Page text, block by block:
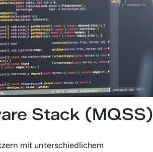
Stack (MQSS)
mit unterschiedlichem